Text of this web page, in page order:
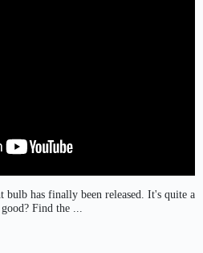
bulb has finally been released. It's quite a
Find the ...